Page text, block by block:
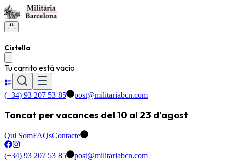
Cistella
Tu carrito está vacio
(+34) 93 207 53 85 post@militariabcn.com
Tancat per vacances del 10 al 23 d'agost
Qui SomFAQsContacte
(+34) 93 207 53 85 post@militariabcn.com